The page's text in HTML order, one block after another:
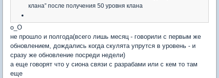
клана” после получения 50 уровня клана
о_О
не прошло и полгода(всего лишь месяц - говорили с первым же
обновлением, дождались когда скулята упрутся в уровень - и
сразу же обновление посреди недели)
а еще говорят что у сиона связи с разрабами или с кем то там
еще